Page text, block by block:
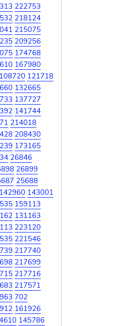
222753
218124
215075
209256
174768
167980
108720 121718
132665
137727
141744
214018
208430
173165
26846
26899
25688
142960 143001
159113
131163
223120
221546
217740
217699
217716
217571
702
161926
145786